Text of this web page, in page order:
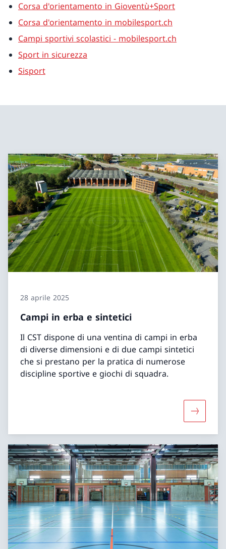
Corsa d'orientamento in Gioventù+Sport
Corsa d'orientamento in mobilesport.ch
Campi sportivi scolastici - mobilesport.ch
Sport in sicurezza
Sisport
28 aprile 2025
Campi in erba e sintetici
Il CST dispone di una ventina di campi in erba
di diverse dimensioni e di due campi sintetici
che si prestano per la pratica di numerose
discipline sportive e giochi di squadra.